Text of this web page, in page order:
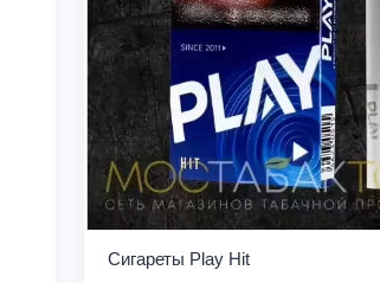
Сигареты Play Hit